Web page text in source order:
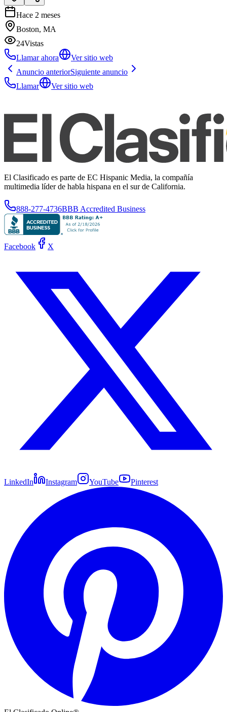
Hace 2 meses
Boston, MA
24Vistas
Llamar ahora
Ver sitio web
Anuncio anteriorSiguiente anuncio
Llamar
Ver sitio web
El Clasificado es parte de EC Hispanic Media, la compañía
multimedia líder de habla hispana en el sur de California.
888-277-4736BBB Accredited Business
Facebook X
LinkedIn Instagram YouTube Pinterest